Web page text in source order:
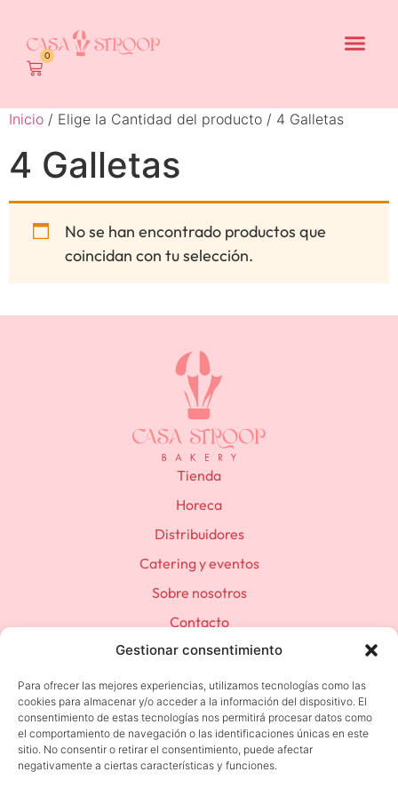
Gestionar consentimiento
Para ofrecer las mejores experiencias, utilizamos tecnologías como las
cookies para almacenar y/o acceder a la información del dispositivo. El
consentimiento de estas tecnologías nos permitirá procesar datos como
el comportamiento de navegación o las identificaciones únicas en este
sitio. No consentir o retirar el consentimiento, puede afectar
negativamente a ciertas características y funciones.
0
Inicio / Elige la Cantidad del producto / 4 Galletas
4 Galletas
No se han encontrado productos que
coincidan con tu selección.
Tienda
Horeca
Distribuidores
Catering y eventos
Sobre nosotros
Contacto
(+34) 683 501 392
contacto@casastroop.com
Política de privacidad